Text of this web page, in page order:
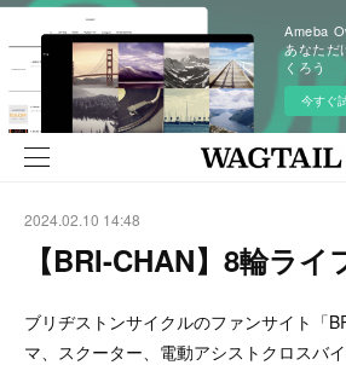
Ameba
あなただ
くろう
今すぐ
2024.02.10 14:48
【BRI-CHAN】8輪ライ
ブリヂストンサイクルのファンサイト「
マ、スクーター、電動アシストクロスバ